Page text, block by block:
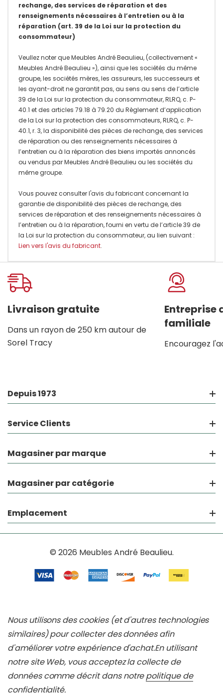
rechange, des services de réparation et des
renseignements nécessaires à l’entretien ou à la
réparation (art. 39 de la Loi sur la protection du
consommateur)
Veullez noter que Meubles André Beaulieu, (collectivement «
Meubles André Beaulieu »), ainsi que les sociétés du même
groupe, les sociétés mères, les assureurs, les successeurs et
les ayant-droit ne garantit pas, au sens au sens de l’article
39 de la Loi sur la protection du consommateur, RLRQ, c. P-
40.1 et des articles 79.18 à 79.20 du Règlement d’application
de la Loi sur la protection des consommateurs, RLRQ, c. P-
40.1, r. 3, la disponibilité des pièces de rechange, des services
de réparation ou des renseignements nécessaires à
l’entretien ou à la réparation des biens importés annoncés
ou vendus par Meubles André Beaulieu ou les sociétés du
même groupe.
Vous pouvez consulter l'avis du fabricant concernant la
garantie de disponibilité des pièces de rechange, des
services de réparation et des renseignements nécessaires à
l’entretien ou à la réparation, fourni en vertu de l’article 39 de
la Loi sur la protection du consommateur, au lien suivant :
Lien vers l'avis du fabricant.
Onglet
personnalisé
Livraison gratuite
Dans un rayon de 250 km autour de
Sorel Tracy
Entreprise
familiale
Encouragez
Depuis 1973
Service Clients
Magasiner par marque
Magasiner par catégorie
Emplacement
© 2026 Meubles André Beaulieu.
Nous utilisons des cookies (et d'autres technologies
similaires) pour collecter des données afin
d'améliorer votre expérience d'achat.En utilisant
notre site Web, vous acceptez la collecte de
données comme décrit dans notrepolitique de
confidentialité.